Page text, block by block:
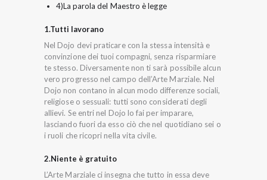
4)La parola del Maestro è legge
1.Tutti lavorano
Nel Dojo devi praticare con la stessa intensità e
convinzione dei tuoi compagni, senza risparmiare
te stesso. Diversamente non ti sarà possibile alcun
vero progresso nel campo dell’Arte Marziale. Nel
Dojo non contano in alcun modo differenze sociali,
religiose o sessuali: tutti sono considerati degli
allievi. Se entri nel Dojo lo fai per imparare,
lasciando fuori da esso ciò che nel quotidiano sei o
i ruoli che ricopri nella vita civile.
2.Niente è gratuito
L’Arte Marziale ci insegna che tutto in essa deve